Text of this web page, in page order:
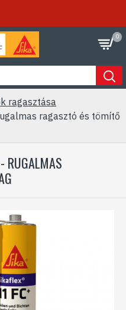
0
ragasztása
ragasztó és tömítő
RUGALMAS